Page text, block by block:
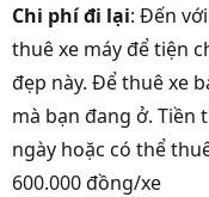
Chi phí đi lại: Đến
thuê xe máy để tiện
đẹp này. Để thuê xe
mà bạn đang ở. Tiền
ngày hoặc có thể
600.000 đồng/xe